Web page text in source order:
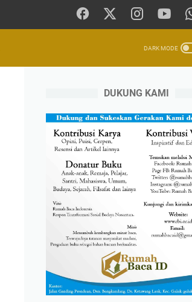
DUKUNG KAMI